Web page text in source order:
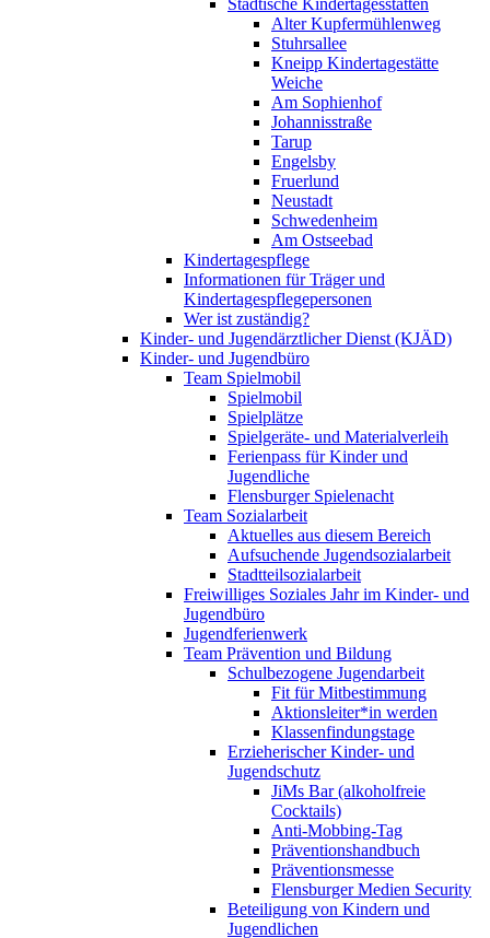
Städtische Kindertagesstätten
Alter Kupfermühlenweg
Stuhrsallee
Kneipp Kindertagestätte
Weiche
Am Sophienhof
Johannisstraße
Tarup
Engelsby
Fruerlund
Neustadt
Schwedenheim
Am Ostseebad
Kindertagespflege
Informationen für Träger und
Kindertagespflegepersonen
Wer ist zuständig?
Kinder- und Jugendärztlicher Dienst (KJÄD)
Kinder- und Jugendbüro
Team Spielmobil
Spielmobil
Spielplätze
Spielgeräte- und Materialverleih
Ferienpass für Kinder und
Jugendliche
Flensburger Spielenacht
Team Sozialarbeit
Aktuelles aus diesem Bereich
Aufsuchende Jugendsozialarbeit
Stadtteilsozialarbeit
Freiwilliges Soziales Jahr im Kinder- und
Jugendbüro
Jugendferienwerk
Team Prävention und Bildung
Schulbezogene Jugendarbeit
Fit für Mitbestimmung
Aktionsleiter*in werden
Klassenfindungstage
Erzieherischer Kinder- und
Jugendschutz
JiMs Bar (alkoholfreie
Cocktails)
Anti-Mobbing-Tag
Präventionshandbuch
Präventionsmesse
Flensburger Medien Security
Beteiligung von Kindern und
Jugendlichen